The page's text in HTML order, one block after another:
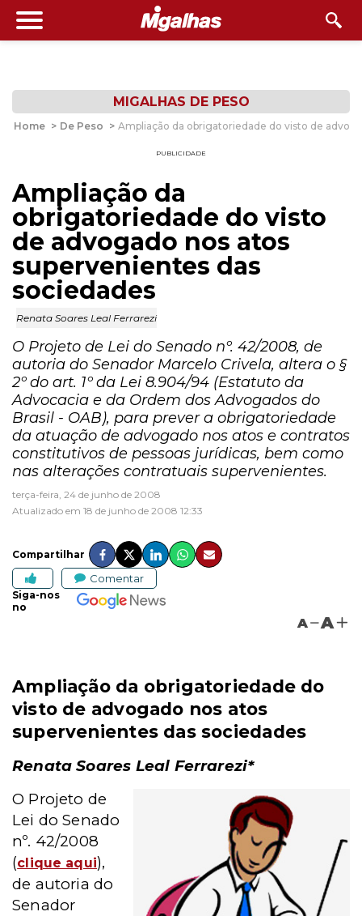
MIGALHAS DE PESO
Home > De Peso > Ampliação da obrigatoriedade do visto de
PUBLICIDADE
Ampliação da
obrigatoriedade do visto
de advogado nos atos
supervenientes das
sociedades
Renata Soares Leal Ferrarezi
O Projeto de Lei do Senado nº. 42/2008, de
autoria do Senador Marcelo Crivela, altera o §
2º do art. 1º da Lei 8.904/94 (Estatuto da
Advocacia e da Ordem dos Advogados do
Brasil - OAB), para prever a obrigatoriedade
da atuação de advogado nos atos e contratos
constitutivos de pessoas jurídicas, bem como
nas alterações contratuais supervenientes.
terça-feira, 24 de junho de 2008
Atualizado em 18 de junho de 2008 12:33
Compartilhar
Comentar
Siga-nos
no
A A
Ampliação da obrigatoriedade do
visto de advogado nos atos
supervenientes das sociedades
Renata Soares Leal Ferrarezi*
O Projeto de
Lei do Senado
nº. 42/2008
(clique aqui),
de autoria do
Senador